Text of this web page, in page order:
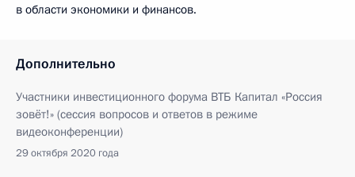
в области экономики и финансов.
Дополнительно
Участники инвестиционного форума ВТБ Капитал «Россия
зовёт!» (сессия вопросов и ответов в режиме
видеоконференции)
29 октября 2020 года